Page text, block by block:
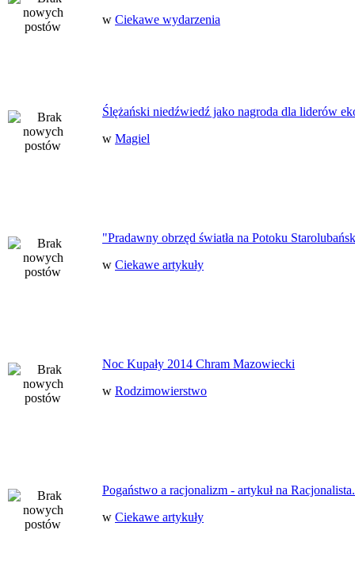
w Ciekawe wydarzenia
Ślężański niedźwiedź jako nagroda dla liderów
w Magiel
"Pradawny obrzęd światła na Potoku
w Ciekawe artykuły
Noc Kupały 2014 Chram Mazowiecki
w Rodzimowierstwo
Pogaństwo a racjonalizm - artykuł na
w Ciekawe artykuły